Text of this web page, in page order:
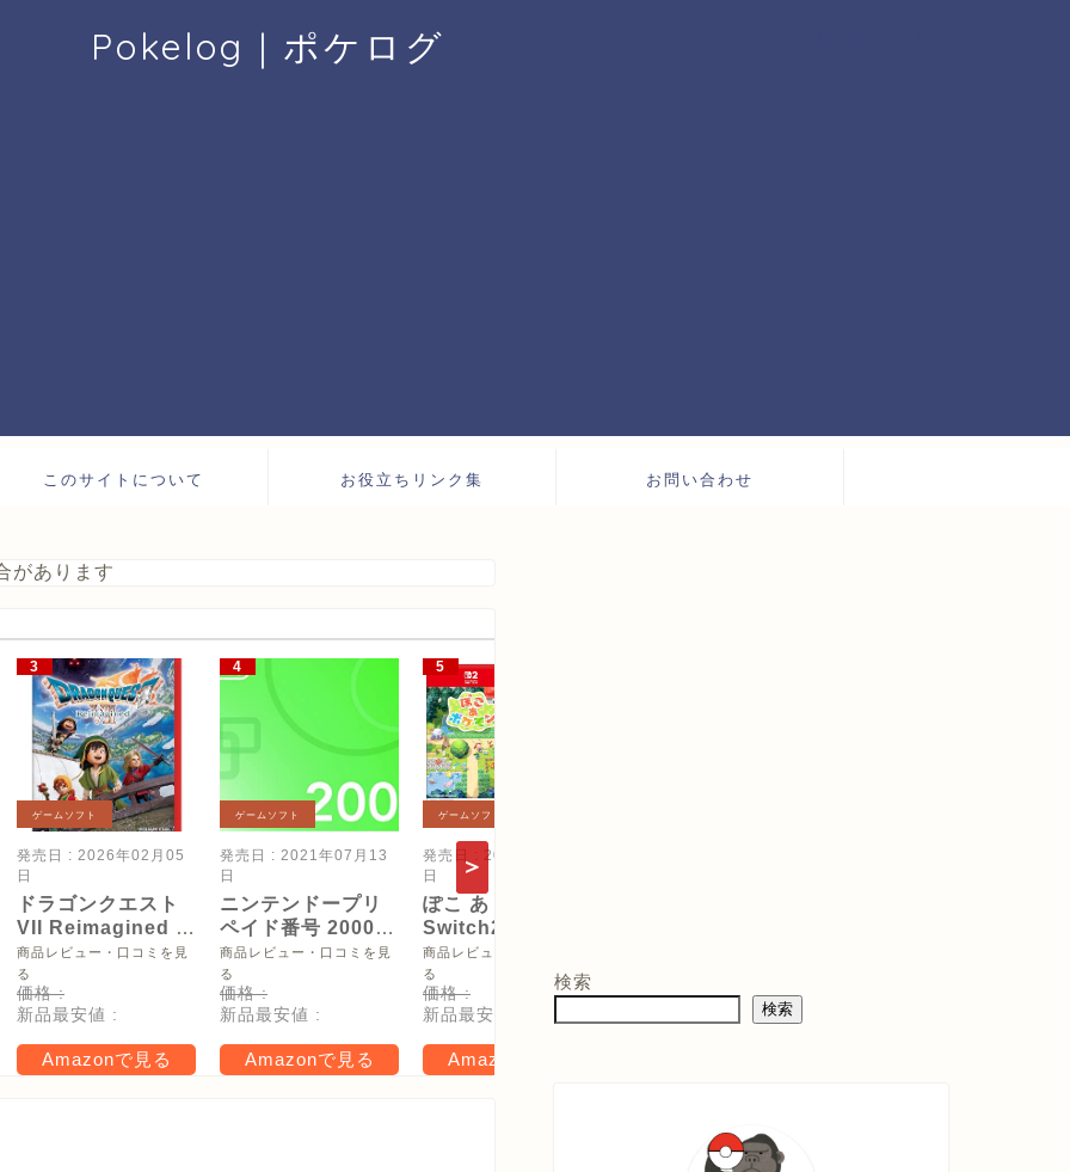
Pokelog｜ポケログ
このサイトについて お役立ちリンク集 お問い合わせ
があります
ゲームソフト
発売日 : 2026年02月05
日
ドラゴンクエスト
VII Reimagined -
Switch2
商品レビュー・口コミを見
る
価格 :
新品最安値 :
Amazonで見る
ゲームソフト
発売日 : 2021年07月13
日
ニンテンドープリ
ペイド番号 2000
円|オンラインコー
ド版
商品レビュー・口コミを見
る
価格 :
新品最安値 :
Amazonで見る
ゲームソフト
発売日 : 2026年03月05
日
ぽこ あ ポケモン -
Switch2
【Amazon.co.jpオ
リジナル特典】メ
タモン型木製トレ
ー(サイズ約直径
16cm) 同梱 & デジ
タル特典 家具「ひ
商品レビュー・口コミを見
る
価格 :
新品最安値 :
Amazonで見る
価格 :
検索
検索